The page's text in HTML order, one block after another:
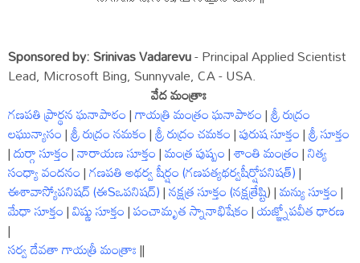
Sponsored by: Srinivas Vadarevu- Principal Applied Scientist
Lead, Microsoft Bing, Sunnyvale, CA - USA.
వేద మంత్రాః
గణపతి ప్రార్థన ఘనాపాఠం|గాయత్రి మంత్రం ఘనాపాఠం|శ్రీ రుద్రం
లఘున్యాసం|శ్రీ రుద్రం నమకం|శ్రీ రుద్రం చమకం|పురుష సూక్తం|శ్రీ సూక్తం
|దుర్గా సూక్తం|నారాయణ సూక్తం|మంత్ర పుష్పం|శాంతి మంత్రం|నిత్య
సంధ్యా వందనం|గణపతి అథర్వ షీర్షం (గణపత్యథర్వషీర్షోపనిషత్)|
ఈశావాస్యోపనిషద్ (ఈSఒపనిషద్)|నక్షత్ర సూక్తం (నక్షత్రేష్టి) |మన్యు సూక్తం|
మేధా సూక్తం|విష్ణు సూక్తం|పంచామృత స్నానాభిషేకం|యజ్ఞ్నోపవీత ధారణ
|
సర్వ దేవతా గాయత్రీ మంత్రాః||